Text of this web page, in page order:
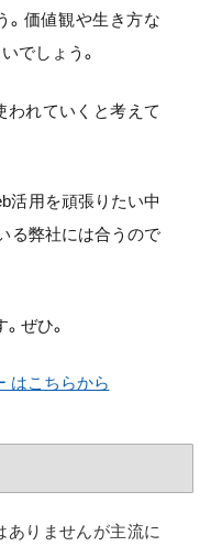
。価値観や生き方な
でしょう。
われていくと考えて
活用を頑張りたい中
る弊社には合うので
ぜひ。
はこちらから
ありませんが主流に